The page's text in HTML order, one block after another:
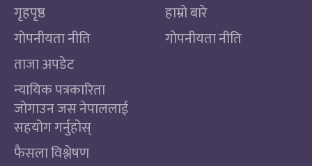
गृहपृष्ठ
गोपनीयता नीति
ताजा अपडेट
न्यायिक पत्रकारिता
जोगाउन जस नेपाललाई
सहयोग गर्नुहोस्
फैसला विश्लेषण
हाम्रो बारे
गोपनीयता नीति